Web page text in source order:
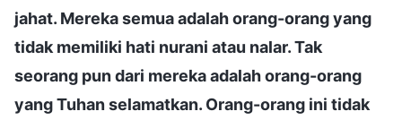
jahat. Mereka semua adalah orang-orang yang
tidak memiliki hati nurani atau nalar. Tak
seorang pun dari mereka adalah orang-orang
yang Tuhan selamatkan. Orang-orang ini tidak